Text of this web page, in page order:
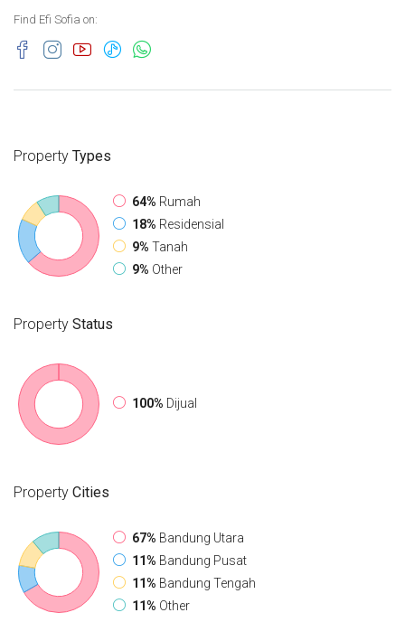
Find Efi Sofia on:
Property Types
64% Rumah
18% Residensial
9% Tanah
9% Other
Property Status
100% Dijual
Property Cities
67% Bandung Utara
11% Bandung Pusat
11% Bandung Tengah
11% Other